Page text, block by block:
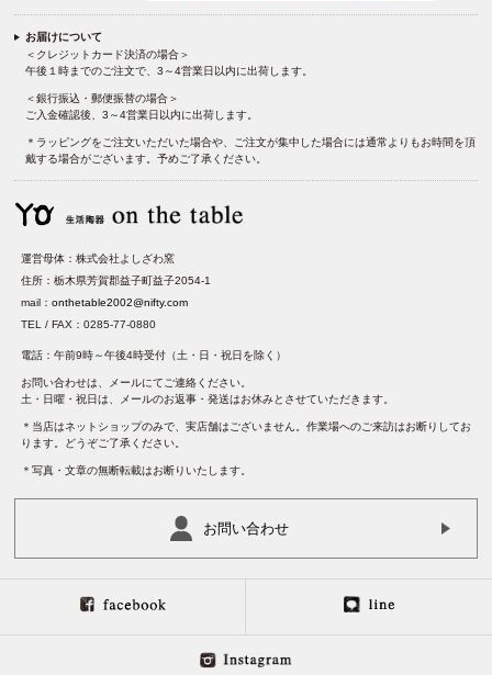
お届けについて
＜クレジットカード決済の場合＞
午後１時までのご注文で、3～4営業日以内に出荷します。
＜銀行振込・郵便振替の場合＞
ご入金確認後、3～4営業日以内に出荷します。
＊ラッピングをご注文いただいた場合や、ご注文が集中した場合には通常よりもお時間を頂
戴する場合がございます。予めご了承ください。
運営母体：株式会社よしざわ窯
住所：栃木県芳賀郡益子町益子2054-1
mail：onthetable2002@nifty.com
TEL / FAX：0285-77-0880
電話：午前9時～午後4時受付（土・日・祝日を除く）
お問い合わせは、メールにてご連絡ください。
土・日曜・祝日は、メールのお返事・発送はお休みとさせていただきます。
＊当店はネットショップのみで、実店舗はございません。作業場へのご来訪はお断りしてお
ります。どうぞご了承ください。
＊写真・文章の無断転載はお断りいたします。
お問い合わせ